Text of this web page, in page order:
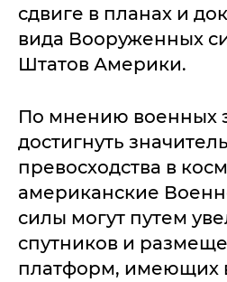
сдвиге в планах и
вида Вооруженных
Штатов Америки.
По мнению военных
достигнуть
превосходства в
американские
силы могут путем
спутников и
платформ, имеющих